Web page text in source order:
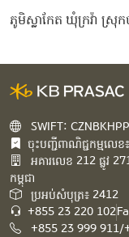
ភូមិស្លាកែត ឃុំក្រវ៉ា ស្រុ
SWIFT: CZNBKHPP
ចុះបញ្ជីពាណិជ្ជកម្មលេ
អគារ​លេខ​ 212 ផ្លូវ
កម្ពុជា​
ប្រអប់សំបុត្រ៖ 2412
+855 23 220 102
+855 23 999 911/